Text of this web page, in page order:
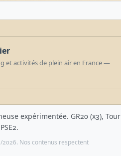
et activités de plein air en France —
expérimentée. GR20 (x3), Tour
Nos contenus respectent